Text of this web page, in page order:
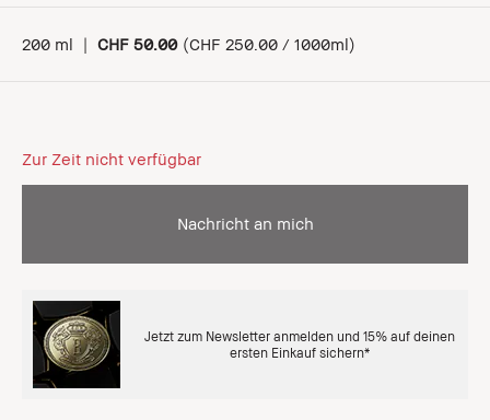
200 ml | CHF 50.00 (CHF 250.00 / 1000ml)
Zur Zeit nicht verfügbar
Nachricht an mich
Jetzt zum Newsletter anmelden und 15% auf deinen
ersten Einkauf sichern*